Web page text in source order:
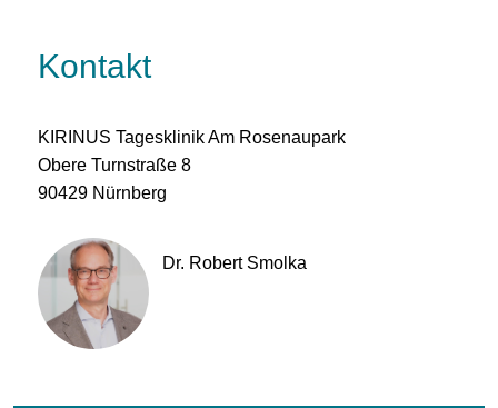
Kontakt
KIRINUS Tagesklinik Am Rosenaupark
Obere Turnstraße 8
90429 Nürnberg
Dr. Robert Smolka